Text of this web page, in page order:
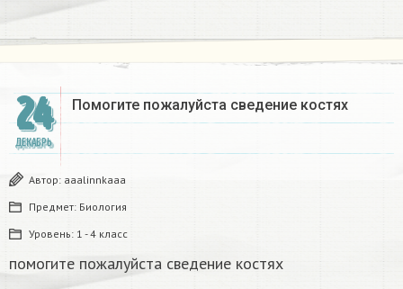
24
ДЕКАБРЬ
Помогите пожалуйста сведение костях​
Автор: aaalinnkaaa
Предмет: Биология
Уровень: 1 - 4 класс
помогите пожалуйста сведение костях​